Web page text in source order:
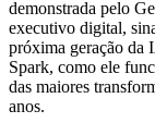
demonstrada pelo
executivo digital,
próxima geração da
Spark, como ele
das maiores
anos.